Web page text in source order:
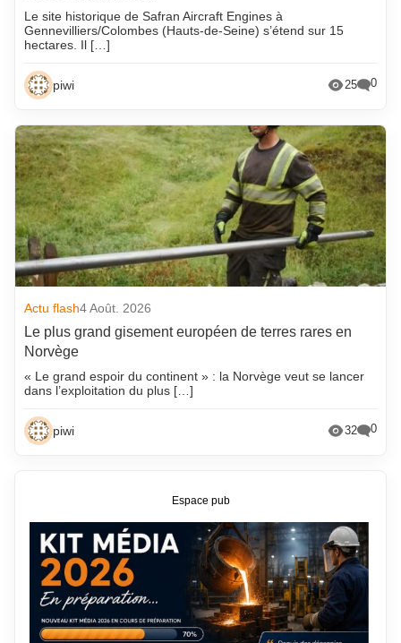
Le site historique de Safran Aircraft Engines à
Gennevilliers/Colombes (Hauts-de-Seine) s’étend sur 15
hectares. Il […]
piwi 25 0
Actu flash4 Août. 2026
Le plus grand gisement européen de terres rares en
Norvège
« Le grand espoir du continent » : la Norvège veut se lancer
dans l’exploitation du plus […]
piwi 32 0
Espace pub